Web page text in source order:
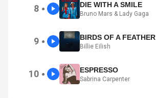
8 ● DIE WITH A SMILE
Bruno Mars & Lady Gaga
9 ● BIRDS OF A FEATHER
Billie Eilish
10 ● ESPRESSO
Sabrina Carpenter